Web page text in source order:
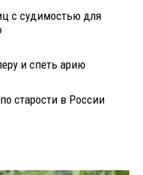
с судимостью для
и спеть арию
старости в России